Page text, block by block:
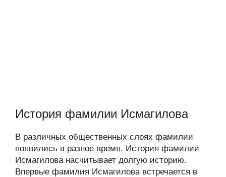
История фамилии Исмагилова
В различных общественных слоях фамилии
появились в разное время. История фамилии
Исмагилова насчитывает долгую историю.
Впервые фамилия Исмагилова встречается в